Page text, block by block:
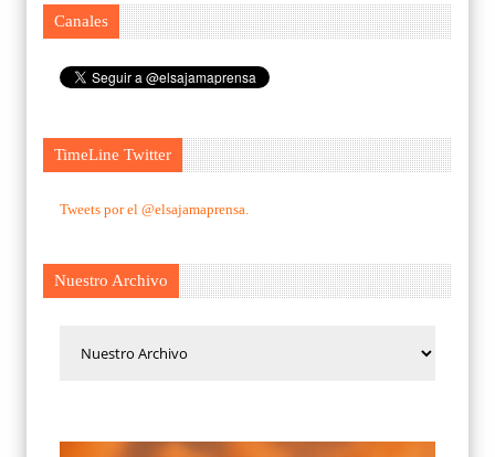
Canales
TimeLine Twitter
Tweets por el @elsajamaprensa.
Nuestro Archivo